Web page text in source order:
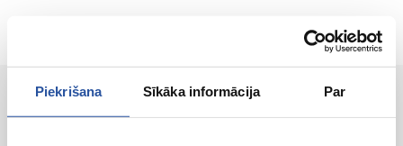
Piekrišana Sīkāka informācija Par
EN
Page not found!